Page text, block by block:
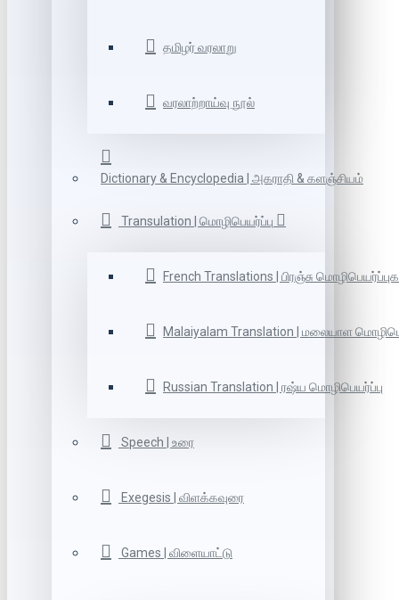
தமிழர் வரலாறு
வரலாற்றாய்வு நூல்
Dictionary & Encyclopedia | அகராதி & களஞ்சியம்
Transulation | மொழிபெயர்ப்பு
French Translations | பிரஞ்சு
Malaiyalam Translation | மலையாள
Russian Translation | ரஷ்ய மொழிபெயர்ப்பு
Speech | உரை
Exegesis | விளக்கவுரை
Games | விளையாட்டு